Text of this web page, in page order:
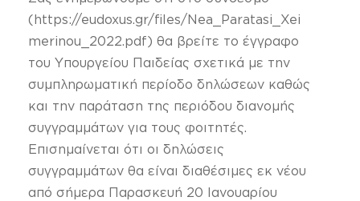
(https://eudoxus.gr/files/Nea_Paratasi_Xei
merinou_2022.pdf) θα βρείτε το έγγραφο
του Υπουργείου Παιδείας σχετικά με την
συμπληρωματική περίοδο δηλώσεων καθώς
και την παράταση της περιόδου διανομής
συγγραμμάτων για τους φοιτητές.
Επισημαίνεται ότι οι δηλώσεις
συγγραμμάτων θα είναι διαθέσιμες εκ νέου
από σήμερα Παρασκευή 20 Ιανουαρίου